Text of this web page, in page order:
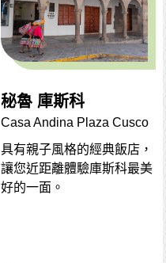
秘魯 庫斯科
Casa Andina Plaza Cusco
具有親子風格的經典飯店，
讓您近距離體驗庫斯科最美
好的一面。